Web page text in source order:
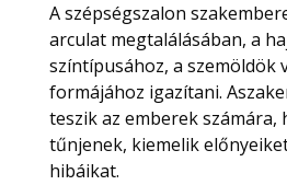
A szépségszalon
arculat megtalálásában, a
színtípusához, a szemöldök
formájához igazítani.
teszik az emberek számára,
tűnjenek, kiemelik
hibáikat.